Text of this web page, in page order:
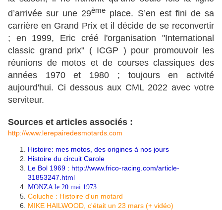
d’arrivée sur une 29ème place. S’en est fini de sa
carrière en Grand Prix et il décide de se reconvertir
; en 1999, Eric créé l'organisation "International
classic grand prix" ( ICGP ) pour promouvoir les
réunions de motos et de courses classiques des
années 1970 et 1980 ; toujours en activité
aujourd'hui. Ci dessous aux CML 2022 avec votre
serviteur.
Sources et articles associés :
http://www.lerepairedesmotards.com
Histoire: mes motos, des origines à nos jours
Histoire du circuit Carole
Le Bol 1969 : http://www.frico-racing.com/article-
31853247.html
MONZA le 20 mai 1973
Coluche : Histoire d'un motard
MIKE HAILWOOD, c'était un 23 mars (+ vidéo)